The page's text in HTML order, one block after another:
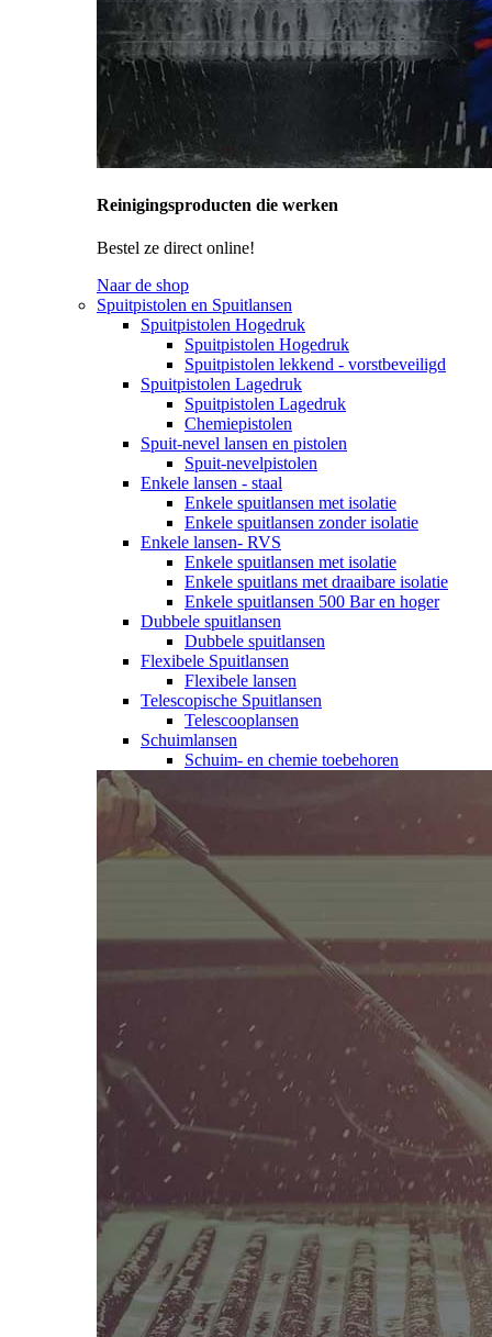
Reinigingsproducten die werken
Bestel ze direct online!
Naar de shop
Spuitpistolen en Spuitlansen
Spuitpistolen Hogedruk
Spuitpistolen Hogedruk
Spuitpistolen lekkend - vorstbeveiligd
Spuitpistolen Lagedruk
Spuitpistolen Lagedruk
Chemiepistolen
Spuit-nevel lansen en pistolen
Spuit-nevelpistolen
Enkele lansen - staal
Enkele spuitlansen met isolatie
Enkele spuitlansen zonder isolatie
Enkele lansen- RVS
Enkele spuitlansen met isolatie
Enkele spuitlans met draaibare isolatie
Enkele spuitlansen 500 Bar en hoger
Dubbele spuitlansen
Dubbele spuitlansen
Flexibele Spuitlansen
Flexibele lansen
Telescopische Spuitlansen
Telescooplansen
Schuimlansen
Schuim- en chemie toebehoren